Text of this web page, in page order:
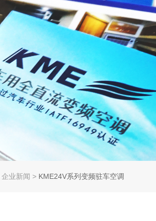
企业新闻 > KME24V系列变频驻车空调